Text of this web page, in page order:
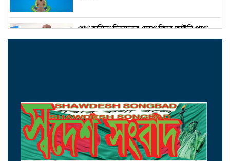
শেখ হাসিনা ডিসেম্বরে দেশে ফিরে আইনি পথে
হাঁটুক-আইনমন্ত্রী
মন্ত্রীদের ১০, এমপিদের ৫ লাখ টাকা বেতন চান
নুর